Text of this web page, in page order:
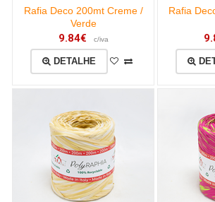
Rafia Deco 200mt Creme /
Verde
9.84€ c/iva
DETALHE
Rafia